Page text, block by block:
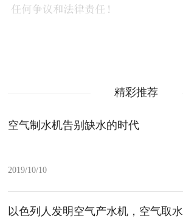
精彩推荐
空气制水机告别缺水的时代
2019/10/10
以色列人发明空气产水机，空气取水